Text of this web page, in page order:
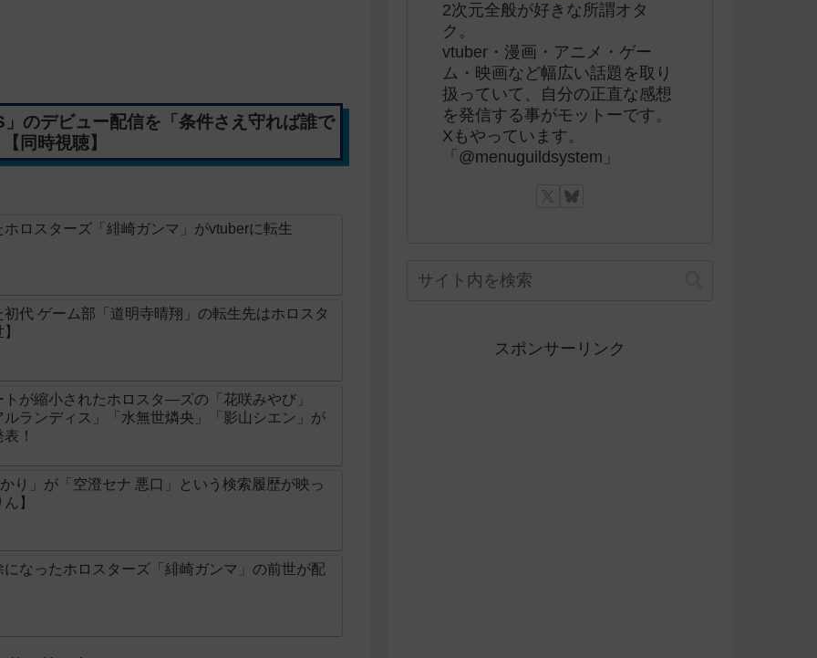
のデビュー配信を「条件さえ守れば誰で
同時視聴】
ロスターズ「緋崎ガンマ」がvtuberに転生
代 ゲーム部「道明寺晴翔」の転生先はホロスタ
が縮小されたホロスタ―ズの「花咲みやび」
ランディス」「水無世燐央」「影山シエン」が
！
り」が「空澄セナ 悪口」という検索履歴が映っ
】
なったホロスターズ「緋崎ガンマ」の前世が配
2次元全般が好きな所謂オタ
ク。
vtuber・漫画・アニメ・ゲー
ム・映画など幅広い話題を取り
扱っていて、自分の正直な感想
を発信する事がモットーです。
Xもやっています。
「@menuguildsystem」
スポンサーリンク